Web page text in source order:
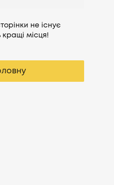
не існує
кращі місця!